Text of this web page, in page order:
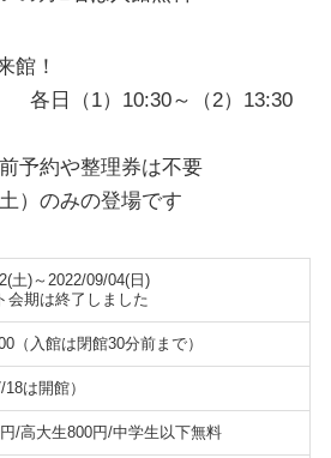
館！
各日（1）10:30～（2）13:30
予約や整理券は不要
）のみの登場です
土)～2022/09/04(日)
会期は終了しました
（入館は閉館30分前まで）
は開館）
/高大生800円/中学生以下無料